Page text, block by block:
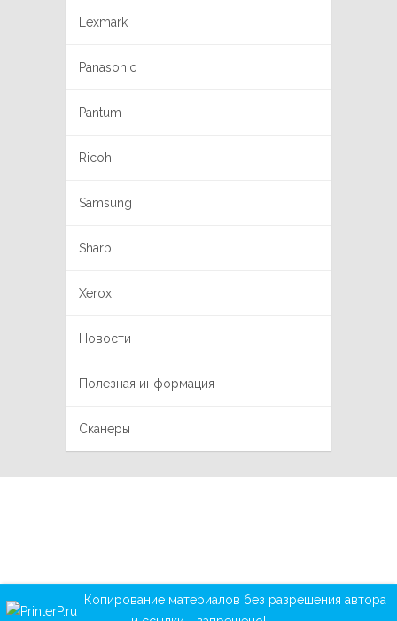
Lexmark
Panasonic
Pantum
Ricoh
Samsung
Sharp
Xerox
Новости
Полезная информация
Сканеры
Копирование материалов без разрешения автора